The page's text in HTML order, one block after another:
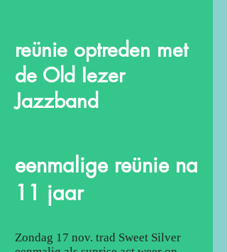
reünie optreden met
de Old Iezer
Jazzband
eenmalige reünie na
11 jaar
Zondag 17 nov. trad Sweet Silver